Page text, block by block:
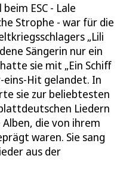
ESC - Lale
Strophe - war für die
„Lili
Sängerin nur ein
sie mit „Ein Schiff
eins-Hit gelandet. In
sie zur beliebtesten
Liedern
die von ihrem
waren. Sie sang
aus der